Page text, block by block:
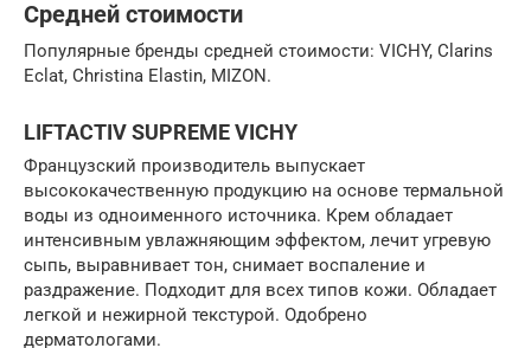
Средней стоимости
Популярные бренды средней стоимости: VICHY, Clarins
Eclat, Christina Elastin, MIZON.
LIFTACTIV SUPREME VICHY
Французский производитель выпускает
высококачественную продукцию на основе термальной
воды из одноименного источника. Крем обладает
интенсивным увлажняющим эффектом, лечит угревую
сыпь, выравнивает тон, снимает воспаление и
раздражение. Подходит для всех типов кожи. Обладает
легкой и нежирной текстурой. Одобрено
дерматологами.